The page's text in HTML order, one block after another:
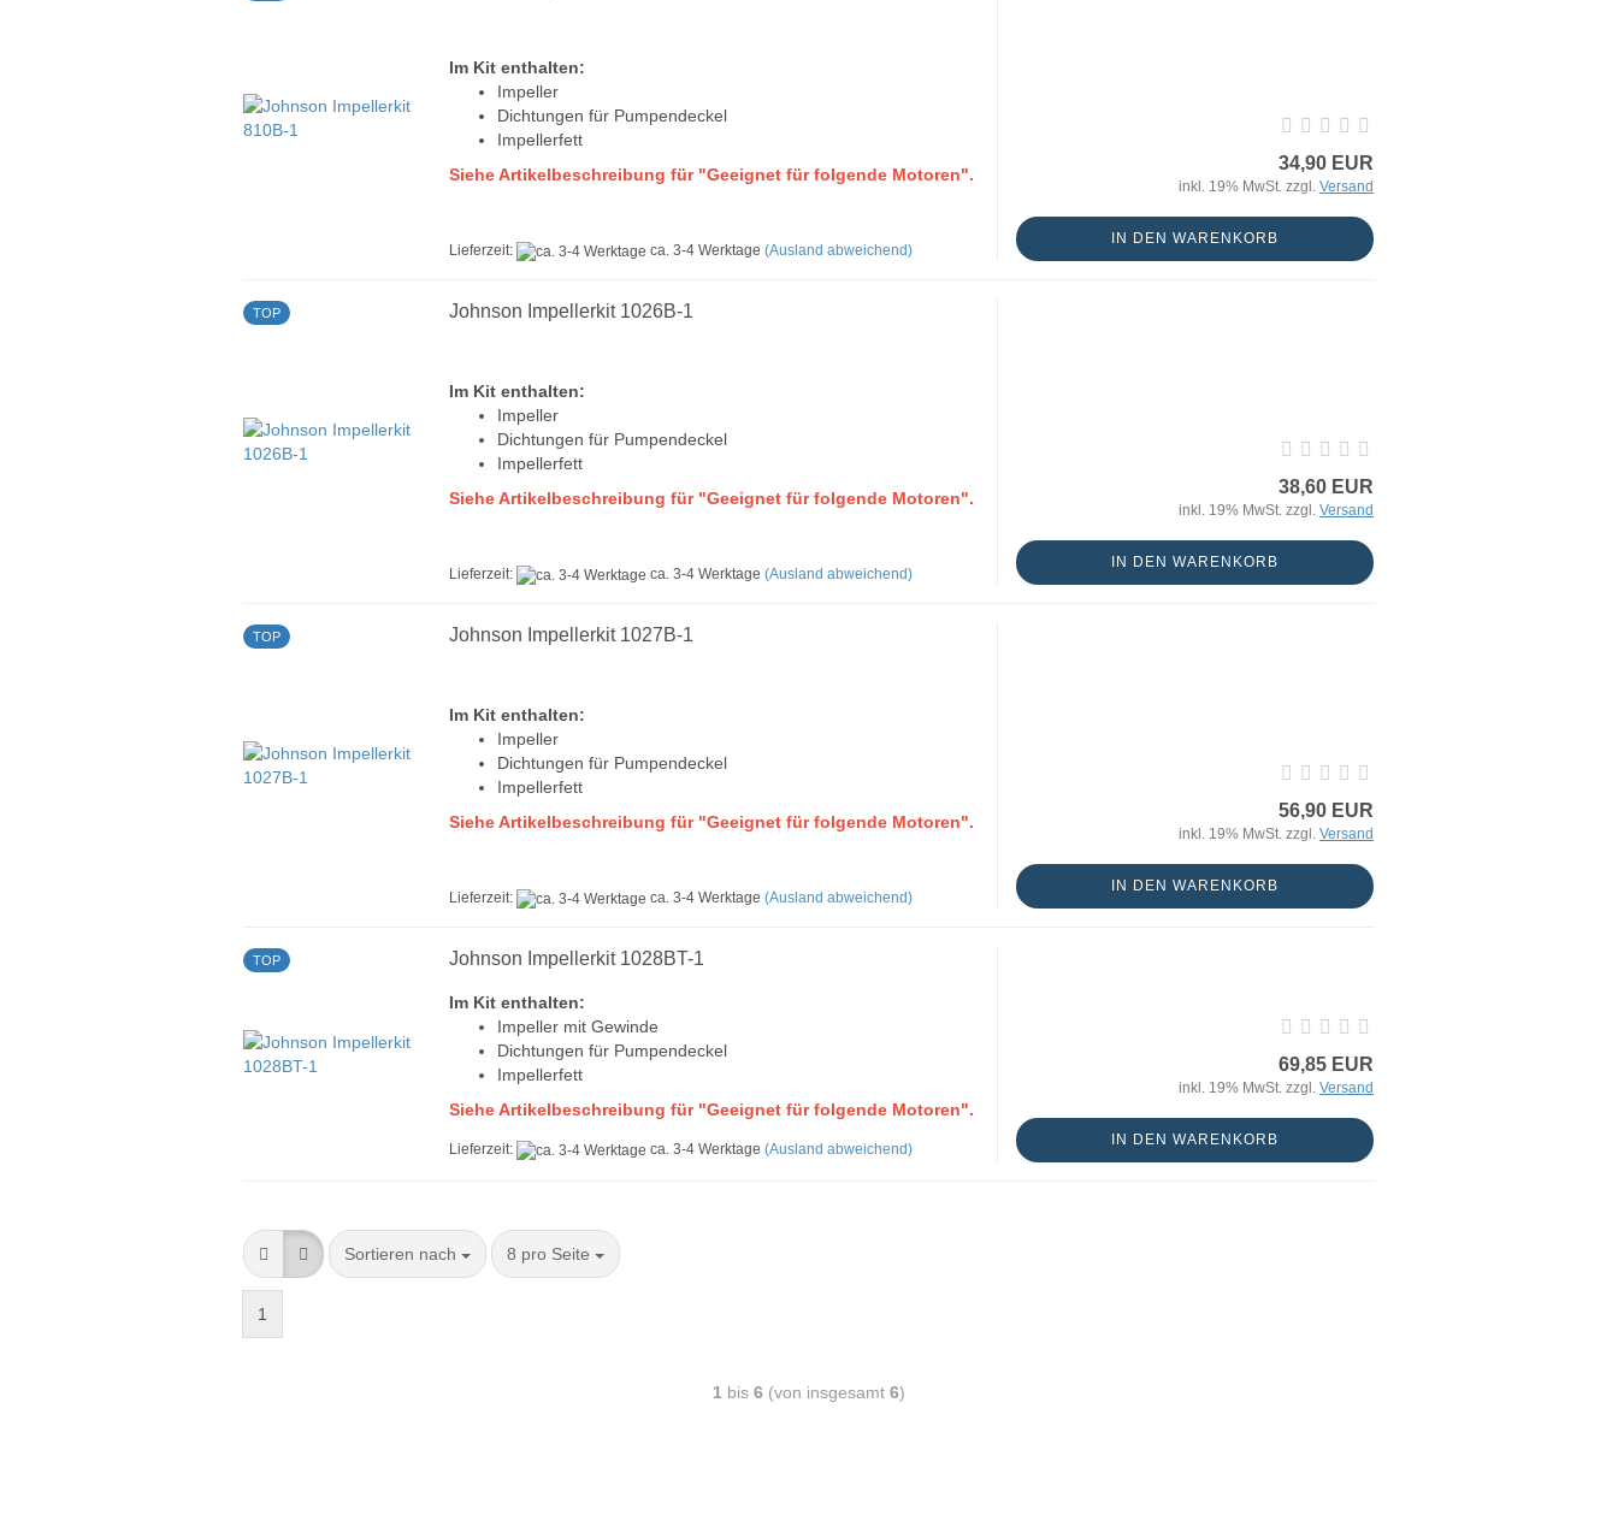
Im Kit enthalten:
Impeller
Dichtungen für Pumpendeckel
Impellerfett
Siehe Artikelbeschreibung für "Geeignet für folgende Motoren".
Lieferzeit: ca. 3-4 Werktage (Ausland abweichend)
34,90 EUR
inkl. 19% MwSt. zzgl. Versand
IN DEN WARENKORB
TOP Johnson Impellerkit 1026B-1
Im Kit enthalten:
Impeller
Dichtungen für Pumpendeckel
Impellerfett
Siehe Artikelbeschreibung für "Geeignet für folgende Motoren".
Lieferzeit: ca. 3-4 Werktage (Ausland abweichend)
38,60 EUR
inkl. 19% MwSt. zzgl. Versand
IN DEN WARENKORB
TOP Johnson Impellerkit 1027B-1
Im Kit enthalten:
Impeller
Dichtungen für Pumpendeckel
Impellerfett
Siehe Artikelbeschreibung für "Geeignet für folgende Motoren".
Lieferzeit: ca. 3-4 Werktage (Ausland abweichend)
56,90 EUR
inkl. 19% MwSt. zzgl. Versand
IN DEN WARENKORB
TOP Johnson Impellerkit 1028BT-1
Im Kit enthalten:
Impeller mit Gewinde
Dichtungen für Pumpendeckel
Impellerfett
Siehe Artikelbeschreibung für "Geeignet für folgende Motoren".
Lieferzeit: ca. 3-4 Werktage (Ausland abweichend)
69,85 EUR
inkl. 19% MwSt. zzgl. Versand
IN DEN WARENKORB
Sortieren nach 8 pro Seite
1
1 bis 6 (von insgesamt 6)